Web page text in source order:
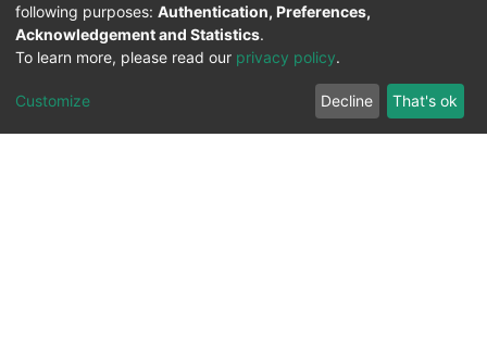
following purposes: Authentication, Preferences,
Acknowledgement and Statistics.
To learn more, please read our privacy policy.
Customize Decline That's ok